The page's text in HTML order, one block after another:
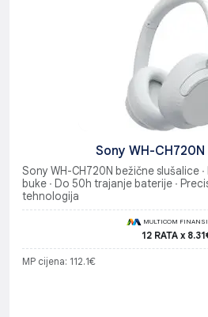
Sony WH-
Sony WH-CH720N bežične slušalice
buke ∙ Do 50h trajanje baterije ∙
tehnologija
MULTICOM
12 RATA x
MP cijena: 112.1€